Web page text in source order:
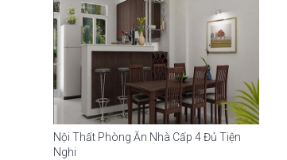
Nội Thất Phòng Ăn Nhà Cấp 4 Đủ Tiện
Nghi